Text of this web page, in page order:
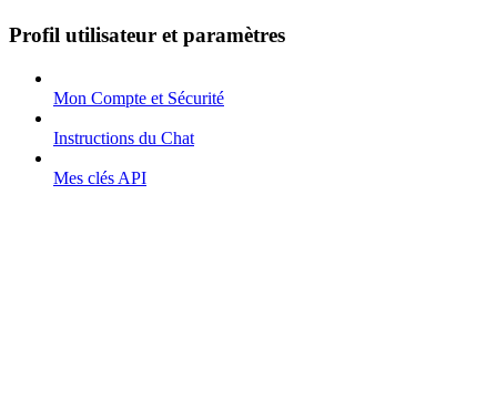
Profil utilisateur et paramètres
Mon Compte et Sécurité
Instructions du Chat
Mes clés API